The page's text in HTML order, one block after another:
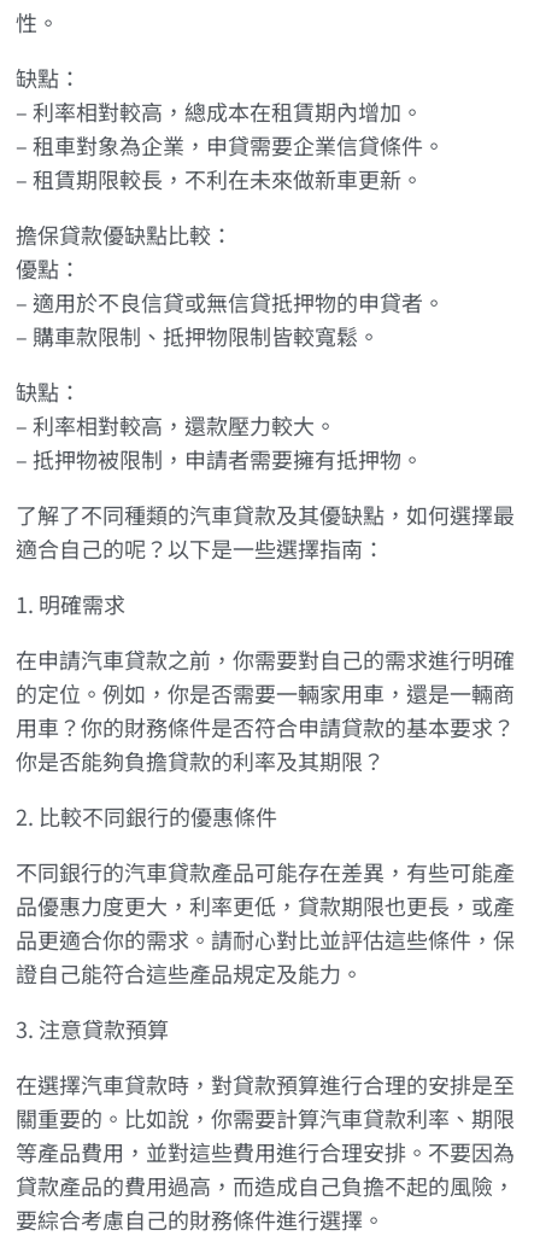
性。
缺點：
– 利率相對較高，總成本在租賃期內增加。
– 租車對象為企業，申貸需要企業信貸條件。
– 租賃期限較長，不利在未來做新車更新。
擔保貸款優缺點比較：
優點：
– 適用於不良信貸或無信貸抵押物的申貸者。
– 購車款限制、抵押物限制皆較寬鬆。
缺點：
– 利率相對較高，還款壓力較大。
– 抵押物被限制，申請者需要擁有抵押物。
了解了不同種類的汽車貸款及其優缺點，如何選擇最
適合自己的呢？以下是一些選擇指南：
1. 明確需求
在申請汽車貸款之前，你需要對自己的需求進行明確
的定位。例如，你是否需要一輛家用車，還是一輛商
用車？你的財務條件是否符合申請貸款的基本要求？
你是否能夠負擔貸款的利率及其期限？
2. 比較不同銀行的優惠條件
不同銀行的汽車貸款產品可能存在差異，有些可能產
品優惠力度更大，利率更低，貸款期限也更長，或產
品更適合你的需求。請耐心對比並評估這些條件，保
證自己能符合這些產品規定及能力。
3. 注意貸款預算
在選擇汽車貸款時，對貸款預算進行合理的安排是至
關重要的。比如說，你需要計算汽車貸款利率、期限
等產品費用，並對這些費用進行合理安排。不要因為
貸款產品的費用過高，而造成自己負擔不起的風險，
要綜合考慮自己的財務條件進行選擇。